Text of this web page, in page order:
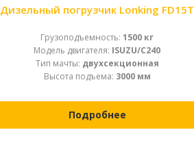
Дизельный погрузчик Lonking FD15T
Грузоподъемность:1500 кг
Модель двигателя: ISUZU/C240
Тип мачты: двухсекционная
Высота подъема: 3000 мм
Подробнее